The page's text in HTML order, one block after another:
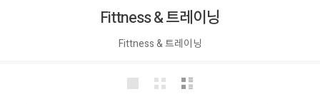
Fittness & 트레이닝
Fittness & 트레이닝